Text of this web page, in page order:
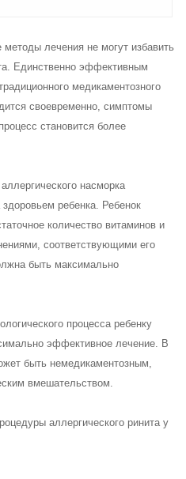
лечения не могут избавить
Единственно эффективным
медикаментозного
своевременно, симптомы
становится более
насморка
ребенка. Ребенок
количество витаминов и
соответствующими его
быть максимально
процесса ребенку
эффективное лечение. В
быть немедикаментозным,
вмешательством.
аллергического ринита у